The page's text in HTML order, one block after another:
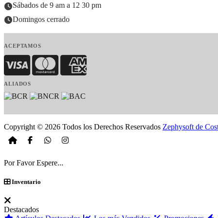
Sábados de 9 am a 12 30 pm
Domingos cerrado
ACEPTAMOS
Visa MasterCardAmerican Express
ALIADOS
Copyright © 2026 Todos los Derechos Reservados Zephysoft de
Por Favor Espere...
Inventario
Destacados